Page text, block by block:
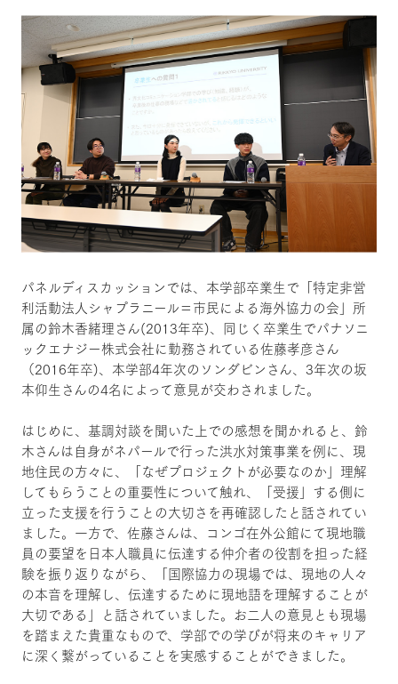
パネルディスカッションでは、本学部卒業生で「特定非営
利活動法人シャプラニール＝市民による海外協力の会」所
属の鈴木香緒理さん(2013年卒)、同じく卒業生でパナソニ
ックエナジー株式会社に勤務されている佐藤孝彦さん
（2016年卒)、本学部4年次のソンダビンさん、3年次の坂
本仰生さんの4名によって意見が交わされました。
はじめに、基調対談を聞いた上での感想を聞かれると、鈴
木さんは自身がネパールで行った洪水対策事業を例に、現
地住民の方々に、「なぜプロジェクトが必要なのか」理解
してもらうことの重要性について触れ、「受援」する側に
立った支援を行うことの大切さを再確認したと話されてい
ました。一方で、佐藤さんは、コンゴ在外公館にて現地職
員の要望を日本人職員に伝達する仲介者の役割を担った経
験を振り返りながら、「国際協力の現場では、現地の人々
の本音を理解し、伝達するために現地語を理解することが
大切である」と話されていました。お二人の意見とも現場
を踏まえた貴重なもので、学部での学びが将来のキャリア
に深く繋がっていることを実感することができました。